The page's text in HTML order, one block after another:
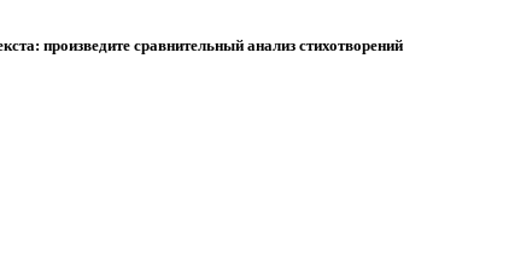
произведите сравнительный анализ стихотворений